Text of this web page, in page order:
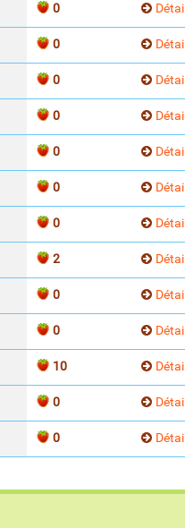
0 Détail
0 Détail
0 Détail
0 Détail
0 Détail
0 Détail
0 Détail
2 Détail
0 Détail
0 Détail
10 Détail
0 Détail
0 Détail